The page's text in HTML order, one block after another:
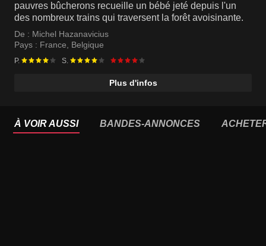
pauvres bûcherons recueille un bébé jeté depuis l'un
des nombreux trains qui traversent la forêt avoisinante.
De : Michel Hazanavicius
Pays : France, Belgique
P. S.
Plus d'infos
À VOIR AUSSI BANDES-ANNONCES